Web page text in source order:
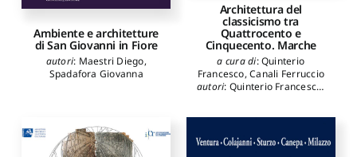
Ambiente e architetture
di San Giovanni in Fiore
autori: Maestri Diego,
Spadafora Giovanna
Architettura del
classicismo tra
Quattrocento e
Cinquecento. Marche
a cura di:Quinterio
Francesco,Canali Ferruccio
autori: Quinterio Francesco,